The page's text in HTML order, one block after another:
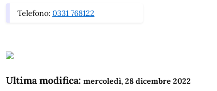
Telefono: 0331 768122
Ultima modifica: mercoledì, 28 dicembre 2022